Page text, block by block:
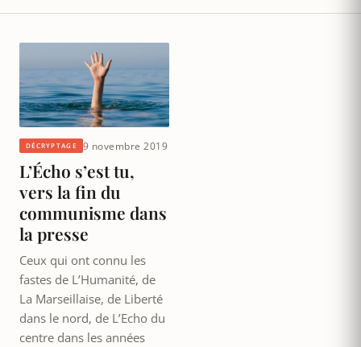
DÉCRYPTAGE 9 novembre 2019
L’Écho s’est tu,
vers la fin du
communisme dans
la presse
Ceux qui ont connu les
fastes de L’Humanité, de
La Marseillaise, de Liberté
dans le nord, de L’Echo du
centre dans les années